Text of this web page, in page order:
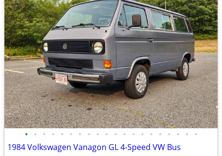
• • • • • • • • • • • • • • • • • • • •
1984 Volkswagen Vanagon GL 4-Speed VW Bus